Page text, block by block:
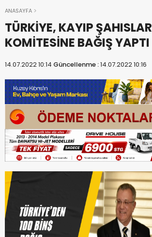
ANASAYFA
TÜRKİYE, KAYIP ŞAHISLAR
KOMİTESİNE BAĞIŞ YAPTI
14.07.2022 10:14 Güncellenme :14.07.2022 10:16